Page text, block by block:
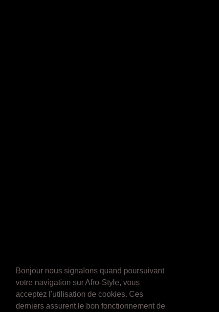
Bonjour nous signalons quand poursuivant
votre navigation sur Afro-Style, vous
acceptez l'utilisation de cookies. Ces
derniers assurent le bon fonctionnement de